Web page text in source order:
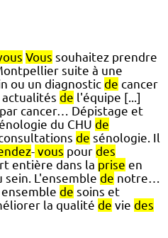
Vous souhaitez prendre
suite à une
ou un diagnostic de cancer
actualités de l'équipe [...]
cancer… Dépistage et
du CHU de
de sénologie. Il
- vous pour des
entière dans la prise en
L'ensemble de notre…
de soins et
la qualité de vie des